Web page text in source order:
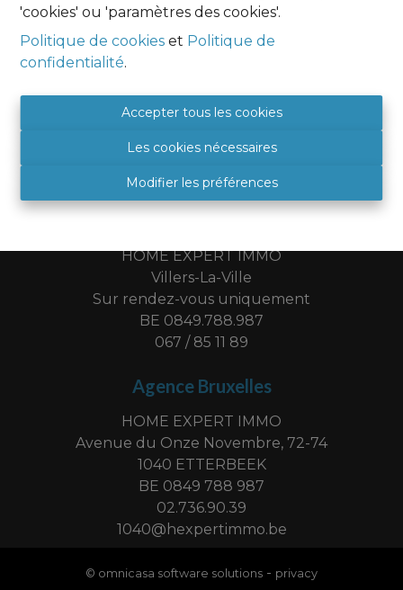
'cookies' ou 'paramètres des cookies'.
Politique de cookies et Politique de
confidentialité.
Accepter tous les cookies
Les cookies nécessaires
Modifier les préférences
Agence Namur
HOME EXPERT IMMO
5081 SAINT DENIS
+32 (0) 81 46 08 89
5081@hexpertimmo.be
HOME EXPERT IMMO
Villers-La-Ville
Sur rendez-vous uniquement
BE 0849.788.987
067 / 85 11 89
Agence Bruxelles
HOME EXPERT IMMO
Avenue du Onze Novembre, 72-74
1040 ETTERBEEK
BE 0849 788 987
02.736.90.39
1040@hexpertimmo.be
© omnicasa software solutions - privacy